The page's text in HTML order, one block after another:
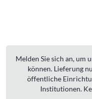
Melden Sie sich an, um
können. Lieferung
öffentliche
Institutionen.